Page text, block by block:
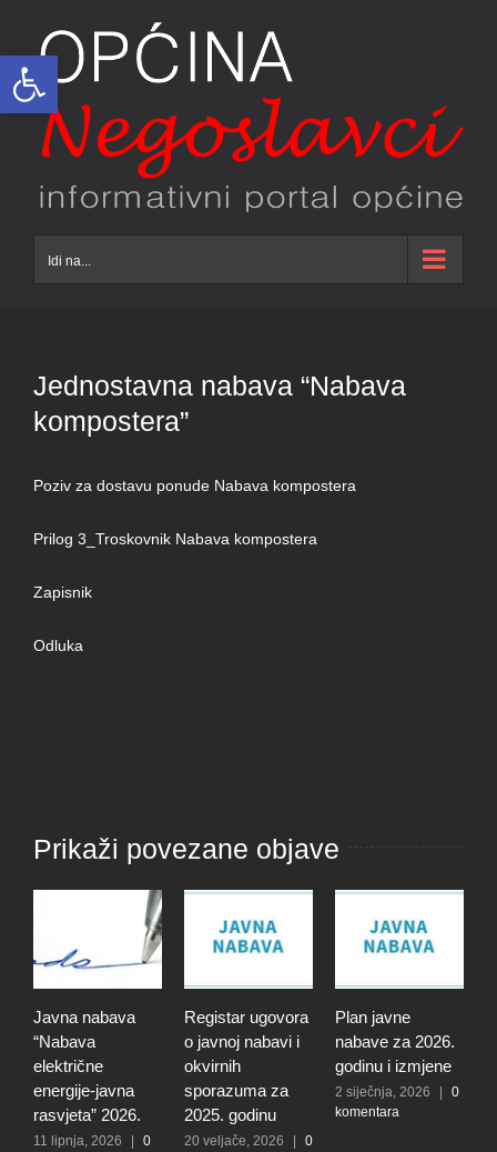
Open toolbar
content
Idi na...
Jednostavna nabava “Nabava
kompostera”
Poziv za dostavu ponude Nabava kompostera
Prilog 3_Troskovnik Nabava kompostera
Zapisnik
Odluka
Prikaži povezane objave
Javna nabava
“Nabava
električne
energije-javna
rasvjeta” 2026.
11 lipnja, 2026
0
Registar ugovora
o javnoj nabavi i
okvirnih
sporazuma za
2025. godinu
20 veljače, 2026
0
Plan javne
nabave za 2026.
godinu i izmjene
2 siječnja, 2026
0
komentara